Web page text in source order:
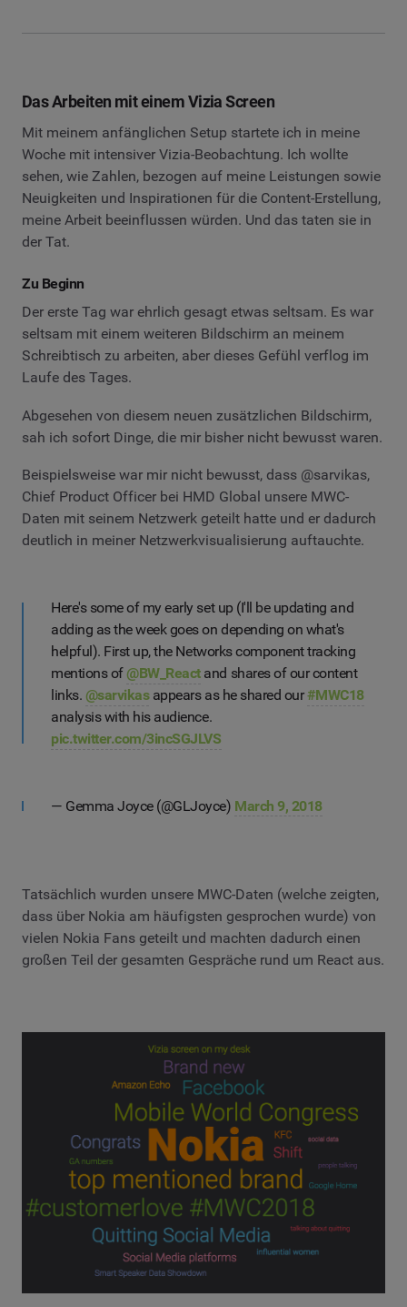
Das Arbeiten mit einem Vizia Screen
Mit meinem anfänglichen Setup startete ich in meine
Woche mit intensiver Vizia-Beobachtung. Ich wollte
sehen, wie Zahlen, bezogen auf meine Leistungen sowie
Neuigkeiten und Inspirationen für die Content-Erstellung,
meine Arbeit beeinflussen würden. Und das taten sie in
der Tat.
Zu Beginn
Der erste Tag war ehrlich gesagt etwas seltsam. Es war
seltsam mit einem weiteren Bildschirm an meinem
Schreibtisch zu arbeiten, aber dieses Gefühl verflog im
Laufe des Tages.
Abgesehen von diesem neuen zusätzlichen Bildschirm,
sah ich sofort Dinge, die mir bisher nicht bewusst waren.
Beispielsweise war mir nicht bewusst, dass @sarvikas,
Chief Product Officer bei HMD Global unsere MWC-
Daten mit seinem Netzwerk geteilt hatte und er dadurch
deutlich in meiner Netzwerkvisualisierung auftauchte.
Here's some of my early set up (I'll be updating and
adding as the week goes on depending on what's
helpful). First up, the Networks component tracking
mentions of @BW_Reactand shares of our content
links. @sarvikasappears as he shared our#MWC18
analysis with his audience.
pic.twitter.com/3incSGJLVS
— Gemma Joyce (@GLJoyce) March 9, 2018
Tatsächlich wurden unsere MWC-Daten (welche zeigten,
dass über Nokia am häufigsten gesprochen wurde) von
vielen Nokia Fans geteilt und machten dadurch einen
großen Teil der gesamten Gespräche rund um React aus.